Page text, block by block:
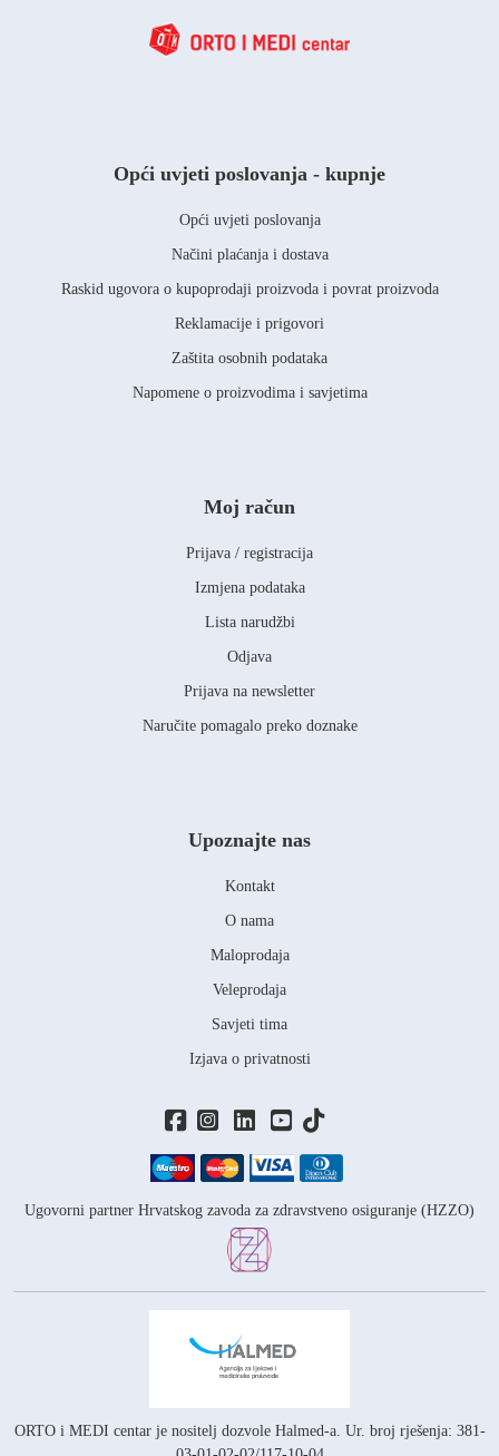
Opći uvjeti poslovanja - kupnje
Opći uvjeti poslovanja
Načini plaćanja i dostava
Raskid ugovora o kupoprodaji proizvoda i povrat proizvoda
Reklamacije i prigovori
Zaštita osobnih podataka
Napomene o proizvodima i savjetima
Moj račun
Prijava / registracija
Izmjena podataka
Lista narudžbi
Odjava
Prijava na newsletter
Naručite pomagalo preko doznake
Ugovorni partner Hrvatskog zavoda za zdravstveno osiguranje (HZZO)
ORTO i MEDI centar je nositelj dozvole Halmed-a. Ur. broj rješenja: 381-
Upoznajte nas
Kontakt
O nama
Maloprodaja
Veleprodaja
Savjeti tima
Izjava o privatnosti